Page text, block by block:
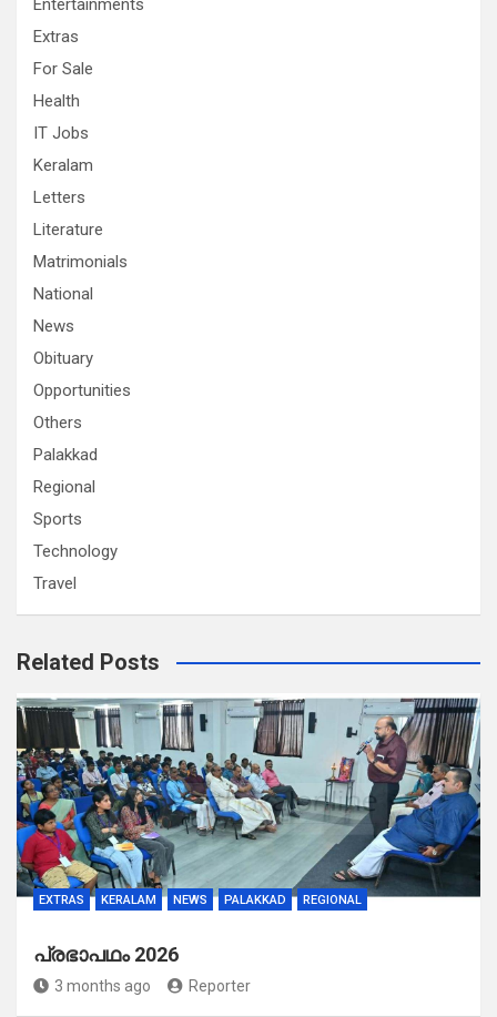
Entertainments
Extras
For Sale
Health
IT Jobs
Keralam
Letters
Literature
Matrimonials
National
News
Obituary
Opportunities
Others
Palakkad
Regional
Sports
Technology
Travel
Related Posts
EXTRAS KERALAM NEWS PALAKKAD REGIONAL
പ്രഭാപഥം 2026
3 months ago Reporter